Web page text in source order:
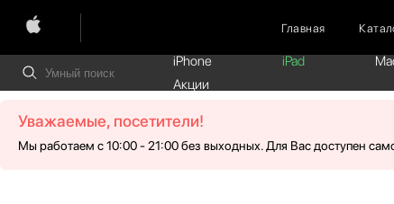
Главная
iPhone iPad
Акции
Уважаемые, посетители!
Мы работаем с 10:00 - 21:00 без выходных. Для Вас доступен